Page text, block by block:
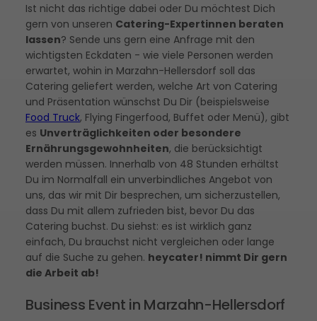
Ist nicht das richtige dabei oder Du möchtest Dich
gern von unseren Catering-Expertinnen beraten
lassen? Sende uns gern eine Anfrage mit den
wichtigsten Eckdaten - wie viele Personen werden
erwartet, wohin in Marzahn-Hellersdorf soll das
Catering geliefert werden, welche Art von Catering
und Präsentation wünschst Du Dir (beispielsweise
Food Truck, Flying Fingerfood, Buffet oder Menü), gibt
es Unverträglichkeiten oder besondere
Ernährungsgewohnheiten, die berücksichtigt
werden müssen. Innerhalb von 48 Stunden erhältst
Du im Normalfall ein unverbindliches Angebot von
uns, das wir mit Dir besprechen, um sicherzustellen,
dass Du mit allem zufrieden bist, bevor Du das
Catering buchst. Du siehst: es ist wirklich ganz
einfach, Du brauchst nicht vergleichen oder lange
auf die Suche zu gehen. heycater! nimmt Dir gern
die Arbeit ab!
Business Event in Marzahn-Hellersdorf